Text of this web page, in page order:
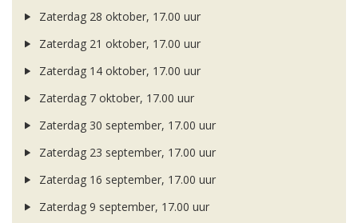
Zaterdag 28 oktober, 17.00 uur
Zaterdag 21 oktober, 17.00 uur
Zaterdag 14 oktober, 17.00 uur
Zaterdag 7 oktober, 17.00 uur
Zaterdag 30 september, 17.00 uur
Zaterdag 23 september, 17.00 uur
Zaterdag 16 september, 17.00 uur
Zaterdag 9 september, 17.00 uur